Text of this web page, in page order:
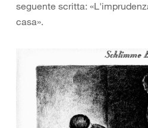
seguente scritta:
casa».